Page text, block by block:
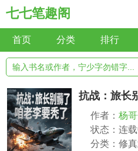
七七笔趣阁
首页 分类 排行
抗战：旅长
作者： 杨
状态：连
分类：修